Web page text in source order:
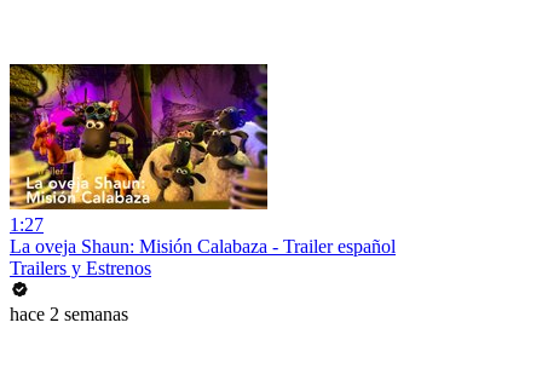
1:27
La oveja Shaun: Misión Calabaza - Trailer español
Trailers y Estrenos
hace 2 semanas